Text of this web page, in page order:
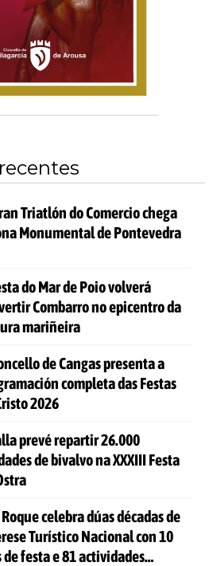
Triatlón do Comercio chega
Monumental de Pontevedra
do Mar de Poio volverá
Combarro no epicentro da
mariñeira
de Cangas presenta a
completa das Festas
2026
prevé repartir 26.000
de bivalvo na XXXIII Festa
celebra dúas décadas de
Turístico Nacional con 10
de festa e 81 actividades